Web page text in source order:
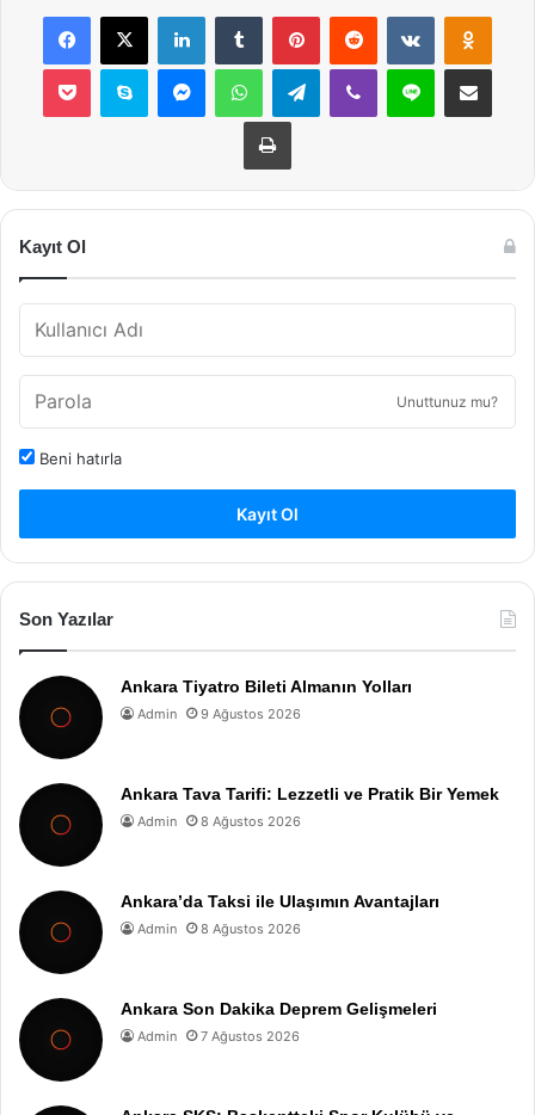
Facebook
X LinkedInTumblr PinterestReddit VKontakte
Pocket Skype MessengerWhatsAppTelegramViber Line E-Posta ile
Yazdır
Kayıt Ol
Unuttunuz mu?
Beni hatırla
Kayıt Ol
Son Yazılar
Ankara Tiyatro Bileti Almanın Yolları
Admin 9 Ağustos 2026
Ankara Tava Tarifi: Lezzetli ve Pratik Bir Yemek
Admin 8 Ağustos 2026
Ankara’da Taksi ile Ulaşımın Avantajları
Admin 8 Ağustos 2026
Ankara Son Dakika Deprem Gelişmeleri
Admin 7 Ağustos 2026